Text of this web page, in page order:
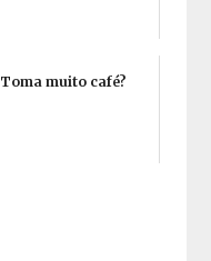
Toma muito café?